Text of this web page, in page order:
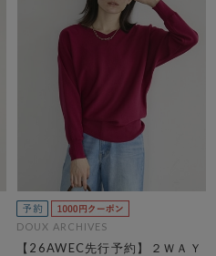
DOUX ARCHIVES
【26AWEC先行予約】２ＷＡＹ